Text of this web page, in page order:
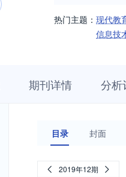
热门主题： 现代教
信息技
期刊详情 分析
目录 封面
2019年12期